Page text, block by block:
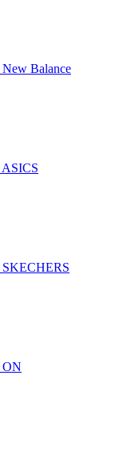
New Balance
ASICS
SKECHERS
ON